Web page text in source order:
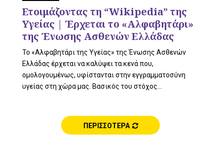
Ετοιμάζοντας τη “Wikipedia” της
Υγείας | Έρχεται το «Αλφαβητάρι»
της Ένωσης Ασθενών Ελλάδας
Το «Αλφαβητάρι της Υγείας» της Ένωσης Ασθενών
Ελλάδας έρχεται να καλύψει τα κενά που,
ομολογουμένως, υφίστανται στην εγγραμματοσύνη
υγείας στη χώρα μας. Βασικός του στόχος...
ΠΕΡΙΣΣΟΤΕΡΑ